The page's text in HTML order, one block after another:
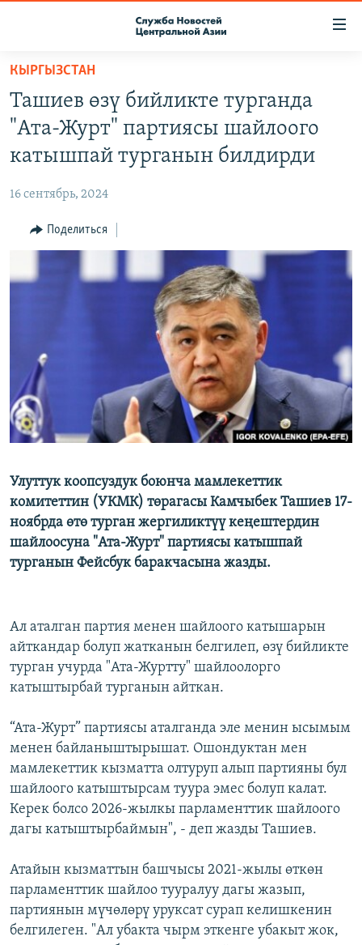
Вернуться
основному
содержанию
главной
навигации
Вернутся
ПОДПИСКА
КОНТАКТЫ
НАСТОЯЩЕЕ ВРЕМЯ
МИГРАНТ МЕДИА
КЫРГЫЗСТАН
Ташиев өзү бийликте турганда
"Ата-Журт" партиясы шайлоого
катышпай турганын билдирди
16 сентябрь, 2024
Поделиться
Улуттук коопсуздук боюнча мамлекеттик
комитеттин (УКМК) төрагасы Камчыбек Ташиев 17-
ноябрда өтө турган жергиликтүү кеңештердин
шайлоосуна "Ата-Журт" партиясы катышпай
турганын Фейсбук баракчасына жазды.
Ал аталган партия менен шайлоого катышарын
айткандар болуп жатканын белгилеп, өзү бийликте
турган учурда "Ата-Журтту" шайлоолорго
катыштырбай турганын айткан.
“Ата-Журт” партиясы аталганда эле менин ысымым
менен байланыштырышат. Ошондуктан мен
мамлекеттик кызматта олтуруп алып партияны бул
шайлоого катыштырсам туура эмес болуп калат.
Керек болсо 2026-жылкы парламенттик шайлоого
дагы катыштырбаймын", - деп жазды Ташиев.
Атайын кызматтын башчысы 2021-жылы өткөн
парламенттик шайлоо тууралуу дагы жазып,
партиянын мүчөлөрү уруксат сурап келишкенин
белгилеген. "Ал убакта чырм эткенге убакыт жок,